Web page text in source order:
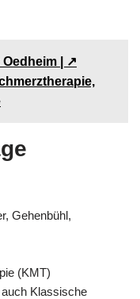
| ↗️
Gehenbühl,
(KMT)
Klassische